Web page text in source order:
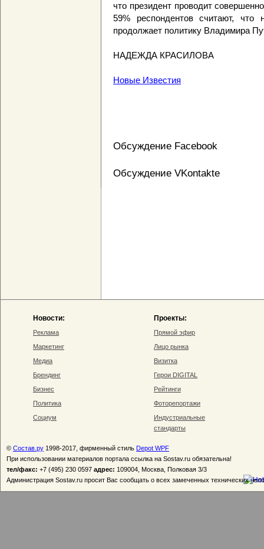
что президент проводит
59% респондентов считают, что
продолжает политику Владимира
НАДЕЖДА КРАСИЛОВА
Новые Известия
Обсуждение Facebook
Обсуждение VKontakte
Новости:
Реклама
Маркетинг
Медиа
Брендинг
Бизнес
Политика
Социум
Проекты:
Прямой эфир
Лицо рынка
Визитка
Герои DIGITAL
Рейтинги
Фоторепортажи
Индустриальные
стандарты
© Состав.ру 1998-2017, фирменный стиль Depot WPF
При использовании материалов портала ссылка на Sostav.ru обязательна!
тел/факс: +7 (495) 230 0597 адрес: 109004, Москва, Полковая 3/3
Администрация Sostav.ru просит Вас сообщать о всех замеченных технических